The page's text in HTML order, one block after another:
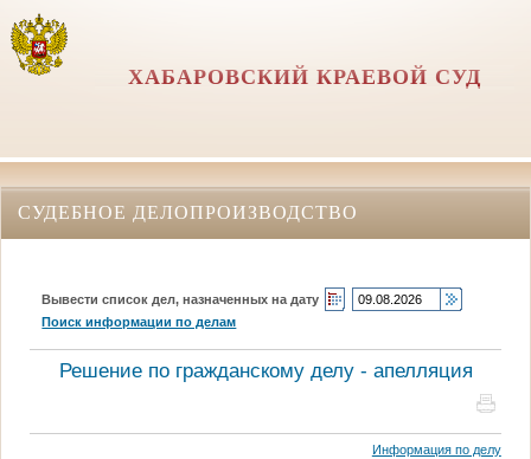
ХАБАРОВСКИЙ КРАЕВОЙ СУД
СУДЕБНОЕ ДЕЛОПРОИЗВОДСТВО
Вывести список дел, назначенных на дату
Поиск информации по делам
Решение по гражданскому делу - апелляция
Информация по делу